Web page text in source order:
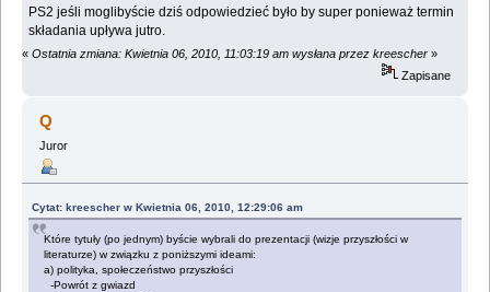
PS2 jeśli moglibyście dziś odpowiedzieć było by super ponieważ termin
składania upływa jutro.
« Ostatnia zmiana: Kwietnia 06, 2010, 11:03:19 am wysłana przez kreescher »
Zapisane
Q
Juror
Cytat: kreescher w Kwietnia 06, 2010, 12:29:06 am
Które tytuły (po jednym) byście wybrali do prezentacji (wizje przyszłości w
literaturze) w związku z poniższymi ideami:
a) polityka, społeczeństwo przyszłości
-Powrót z gwiazd